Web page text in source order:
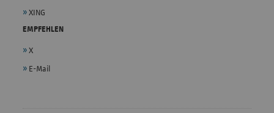
XING
EMPFEHLEN
X
E-Mail